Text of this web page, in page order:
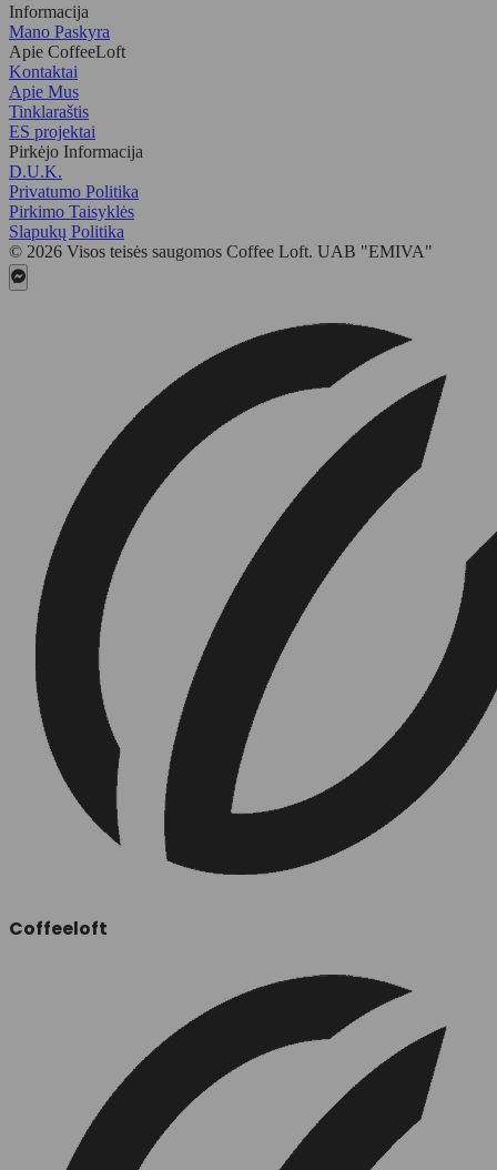
Informacija
Mano Paskyra
Apie CoffeeLoft
Kontaktai
Apie Mus
Tinklaraštis
ES projektai
Pirkėjo Informacija
D.U.K.
Privatumo Politika
Pirkimo Taisyklės
Slapukų Politika
© 2026 Visos teisės saugomos Coffee Loft. UAB "EMIVA"
Coffeeloft